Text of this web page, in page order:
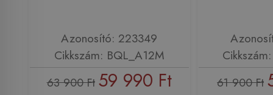
Azonosító: 223349
Cikkszám: BQL_A12M
63 900 Ft 59 990 Ft 61 900 Ft